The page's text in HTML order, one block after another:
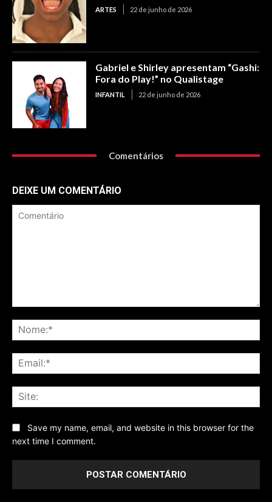
ARTES 22 de junho de 2026
Gabriel e Shirley apresentam “Gashi:
Fora do Play!” no Qualistage
INFANTIL 22 de junho de 2026
Comentários
DEIXE UM COMENTÁRIO
Save my name, email, and website in this browser for the
next time I comment.